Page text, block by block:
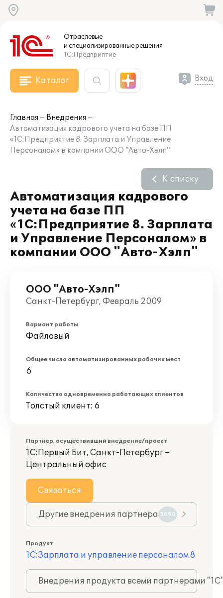
Отраслевые
и специализированныерешения
1С:Предприятие
Каталог Вход
Главная
Внедрения
Автоматизация кадрового учета на базе ПП
«1С:Предприятие 8. Зарплата и Управление
Персоналом» в компании ООО "Авто-Хэлп"
Автоматизация кадрового
учета на базе ПП
«1С:Предприятие 8. Зарплата
и Управление Персоналом» в
компании ООО "Авто-Хэлп"
К списку
ООО "Авто-Хэлп"
Санкт-Петербург, Февраль 2009
Вариант работы
Файловый
Общее число автоматизированных рабочих мест
6
Количество одновременно работающих клиентов
Толстый клиент: 6
Партнер, осуществивший внедрение/проект
1С:Первый Бит, Санкт-Петербург –
Центральный офис
Связаться
Другие внедрения партнера 3090
Продукт
1С:Зарплата и управление персоналом 8
Внедрения продукта всеми партнерами